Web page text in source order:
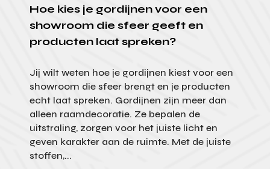
Hoe kies je gordijnen voor een
showroom die sfeer geeft en
producten laat spreken?
Jij wilt weten hoe je gordijnen kiest voor een
showroom die sfeer brengt en je producten
echt laat spreken. Gordijnen zijn meer dan
alleen raamdecoratie. Ze bepalen de
uitstraling, zorgen voor het juiste licht en
geven karakter aan de ruimte. Met de juiste
stoffen,...